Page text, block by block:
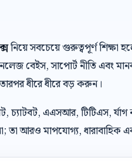
নিয়ে সবচেয়ে গুরুত্বপূর্ণ
বেইস, সাপোর্ট নীতি এবং
ধীরে ধীরে বড় করুন।
চ্যাটবট, এএসআর, টিটিএস,
আরও মাপযোগ্য, ধারাবাহিক